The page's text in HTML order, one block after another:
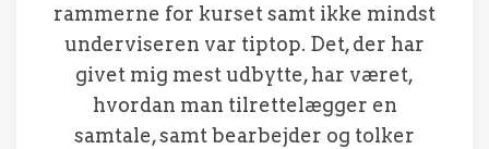
rammerne for kurset samt ikke mindst
underviseren var tiptop. Det, der har
givet mig mest udbytte, har været,
hvordan man tilrettelægger en
samtale, samt bearbejder og tolker